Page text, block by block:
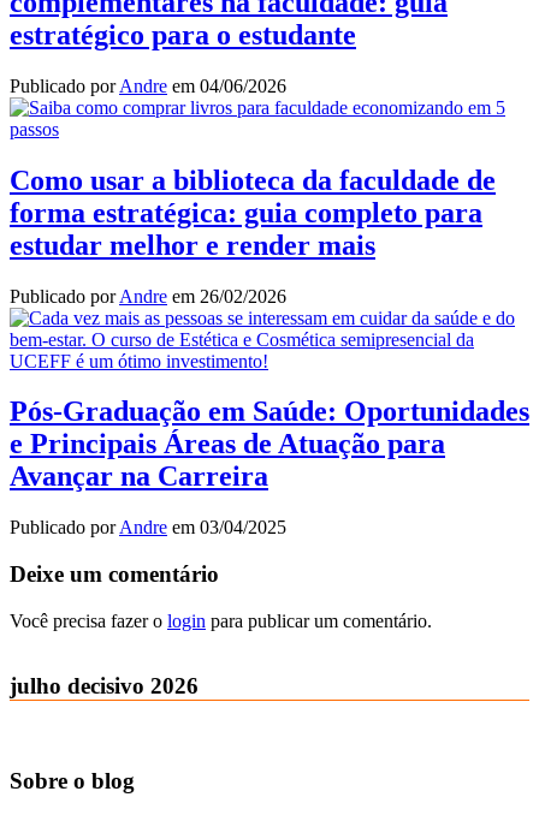
estratégico para o estudante
Publicado porAndre em 04/06/2026
Como usar a biblioteca da faculdade de
forma estratégica: guia completo para
estudar melhor e render mais
Publicado porAndre em 26/02/2026
Pós-Graduação em Saúde: Oportunidades
e Principais Áreas de Atuação para
Avançar na Carreira
Publicado porAndre em 03/04/2025
Deixe um comentário
Você precisa fazer o login para publicar um comentário.
julho decisivo 2026
Sobre o blog